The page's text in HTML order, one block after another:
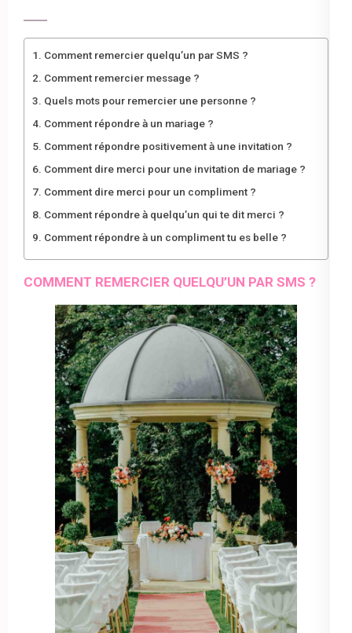
Comment remercier quelqu’un par SMS ?
Comment remercier message ?
Quels mots pour remercier une personne ?
Comment répondre à un mariage ?
Comment répondre positivement à une invitation ?
Comment dire merci pour une invitation de mariage ?
Comment dire merci pour un compliment ?
Comment répondre à quelqu’un qui te dit merci ?
Comment répondre à un compliment tu es belle ?
COMMENT REMERCIER QUELQU’UN PAR SMS ?